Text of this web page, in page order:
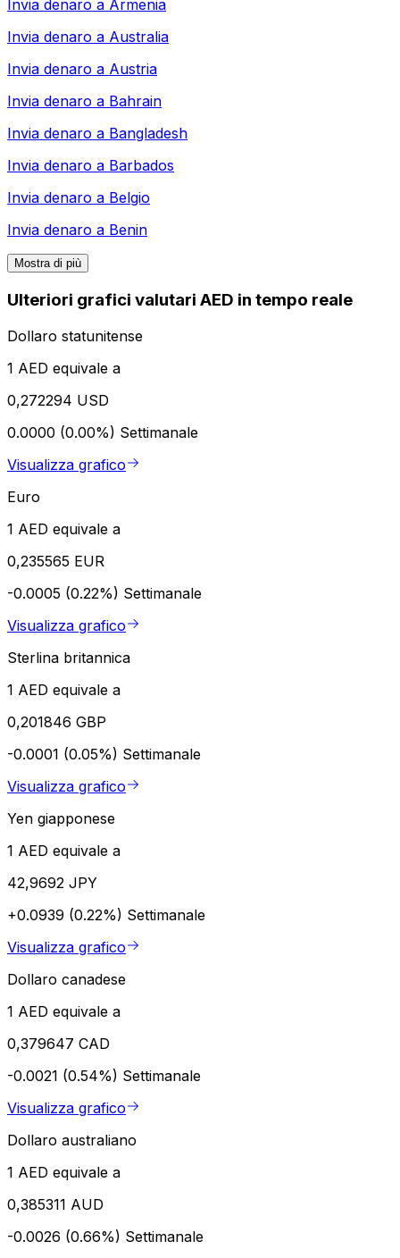
Invia denaro a Armenia
Invia denaro a Australia
Invia denaro a Austria
Invia denaro a Bahrain
Invia denaro a Bangladesh
Invia denaro a Barbados
Invia denaro a Belgio
Invia denaro a Benin
Mostra di più
Ulteriori grafici valutari AED in tempo reale
Dollaro statunitense
1 AED equivale a
0,272294 USD
0.0000 (0.00%) Settimanale
Visualizza grafico
Euro
1 AED equivale a
0,235565 EUR
-0.0005 (0.22%) Settimanale
Visualizza grafico
Sterlina britannica
1 AED equivale a
0,201846 GBP
-0.0001 (0.05%) Settimanale
Visualizza grafico
Yen giapponese
1 AED equivale a
42,9692 JPY
+0.0939 (0.22%) Settimanale
Visualizza grafico
Dollaro canadese
1 AED equivale a
0,379647 CAD
-0.0021 (0.54%) Settimanale
Visualizza grafico
Dollaro australiano
1 AED equivale a
0,385311 AUD
-0.0026 (0.66%) Settimanale